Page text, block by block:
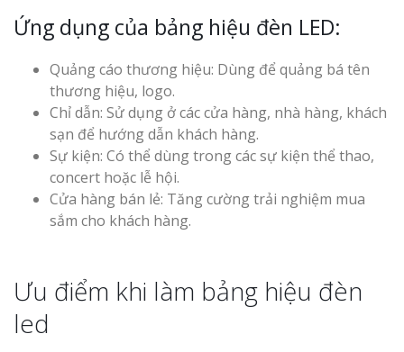
Ứng dụng của bảng hiệu đèn LED:
Quảng cáo thương hiệu: Dùng để quảng bá tên
thương hiệu, logo.
Chỉ dẫn: Sử dụng ở các cửa hàng, nhà hàng, khách
sạn để hướng dẫn khách hàng.
Sự kiện: Có thể dùng trong các sự kiện thể thao,
concert hoặc lễ hội.
Cửa hàng bán lẻ: Tăng cường trải nghiệm mua
sắm cho khách hàng.
Ưu điểm khi làm bảng hiệu đèn
led